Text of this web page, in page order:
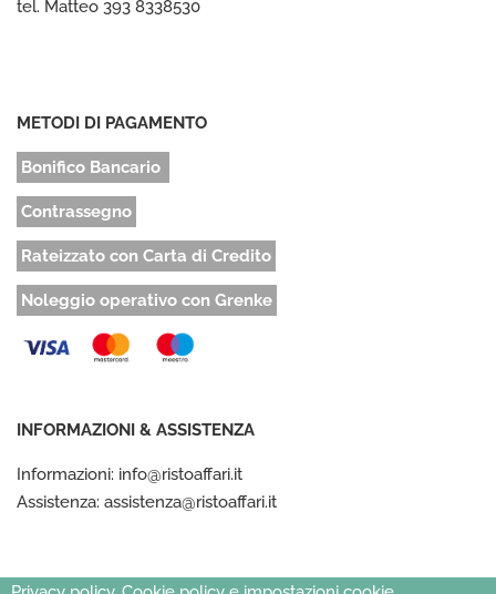
tel. Matteo 393 8338530
METODI DI PAGAMENTO
Bonifico Bancario
Contrassegno
Rateizzato con Carta di Credito
Noleggio operativo con Grenke
INFORMAZIONI & ASSISTENZA
Informazioni: info@ristoaffari.it
Assistenza: assistenza@ristoaffari.it